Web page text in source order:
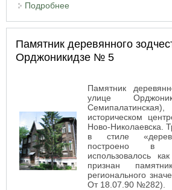
Подробнее
Памятник деревянного
Орджоникидзе № 5
Памятник
улице
историческом
Ново-Николаевска.
в стиле
построено в
использовалось
признан
регионального
От 18.07.90 №282).